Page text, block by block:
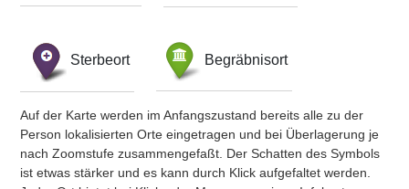
Sterbeort Begräbnisort
Auf der Karte werden im Anfangszustand bereits alle zu der
Person lokalisierten Orte eingetragen und bei Überlagerung je
nach Zoomstufe zusammengefaßt. Der Schatten des Symbols
ist etwas stärker und es kann durch Klick aufgefaltet werden.